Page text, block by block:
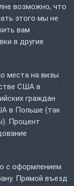
возможно, что
этого мы не
вам
в другие
места на визы
США в
граждан
в Польше (так
Процент
с оформлением
Прямой въезд